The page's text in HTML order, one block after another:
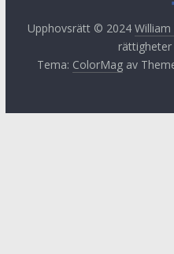
Upphovsrätt © 2024
Tema: ColorMag av